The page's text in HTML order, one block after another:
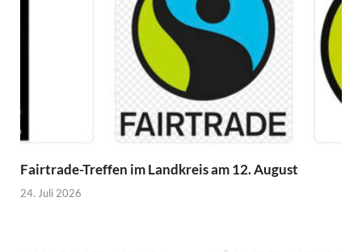
Fairtrade-Treffen im Landkreis am 12. August
24. Juli 2026